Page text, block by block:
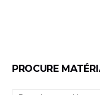
PROCURE